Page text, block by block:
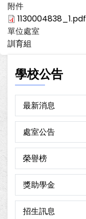
附件
1130004838_1.pdf
單位處室
訓育組
學校公告
最新消息
處室公告
榮譽榜
獎助學金
招生訊息